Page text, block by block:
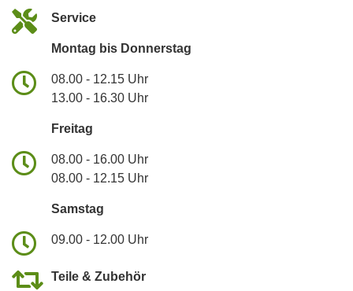
Service
Montag bis Donnerstag
08.00 - 12.15 Uhr
13.00 - 16.30 Uhr
Freitag
08.00 - 16.00 Uhr
08.00 - 12.15 Uhr
Samstag
09.00 - 12.00 Uhr
Teile & Zubehör